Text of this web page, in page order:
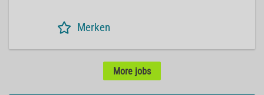
Merken
More jobs